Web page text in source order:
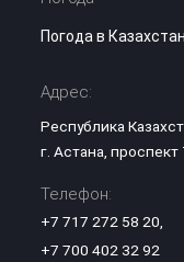
Погода в
Адрес:
Республика
г. Астана, проспект
Телефон:
+7 717 272 58 20
+7 700 402 32 92